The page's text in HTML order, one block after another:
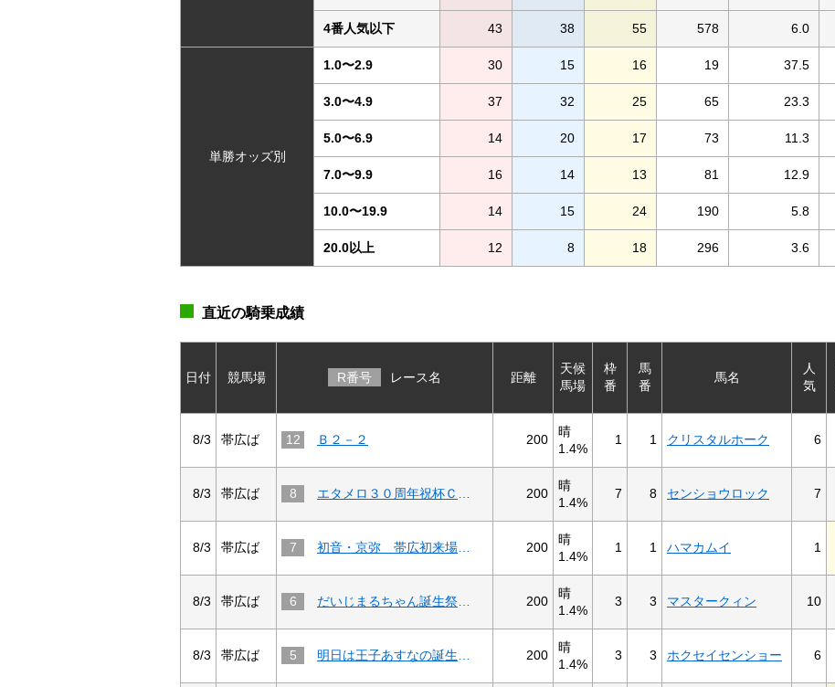
4番人気以下 43 38 55 578 6.0
単勝オッズ別
1.0〜2.9 30 15 16 19 37.5
3.0〜4.9 37 32 25 65 23.3
5.0〜6.9 14 20 17 73 11.3
7.0〜9.9 16 14 13 81 12.9
10.0〜19.9 14 15 24 190 5.8
20.0以上 12 8 18 296 3.6
直近の騎乗成績
日付 競馬場 R番号 レース名 距離
天候
馬場
枠
番
馬
番
馬名
人
気
8/3 帯広ば 12 Ｂ２－２ 200
晴
1.4%
1 1 クリスタルホーク 6
8/3 帯広ば 8 エタメロ３０周年祝杯Ｃ１－３ 200
晴
1.4%
7 8 センショウロック 7
8/3 帯広ば 7 初音・京弥 帯広初来場記念２歳Ａ－３ 200
晴
1.4%
1 1 ハマカムイ 1
8/3 帯広ば 6 だいじまるちゃん誕生祭Ｃ１－８ 200
晴
1.4%
3 3 マスタークィン 10
8/3 帯広ば 5 明日は王子あすなの誕生日Ｃ２－１ 200
晴
1.4%
3 3 ホクセイセンショー 6